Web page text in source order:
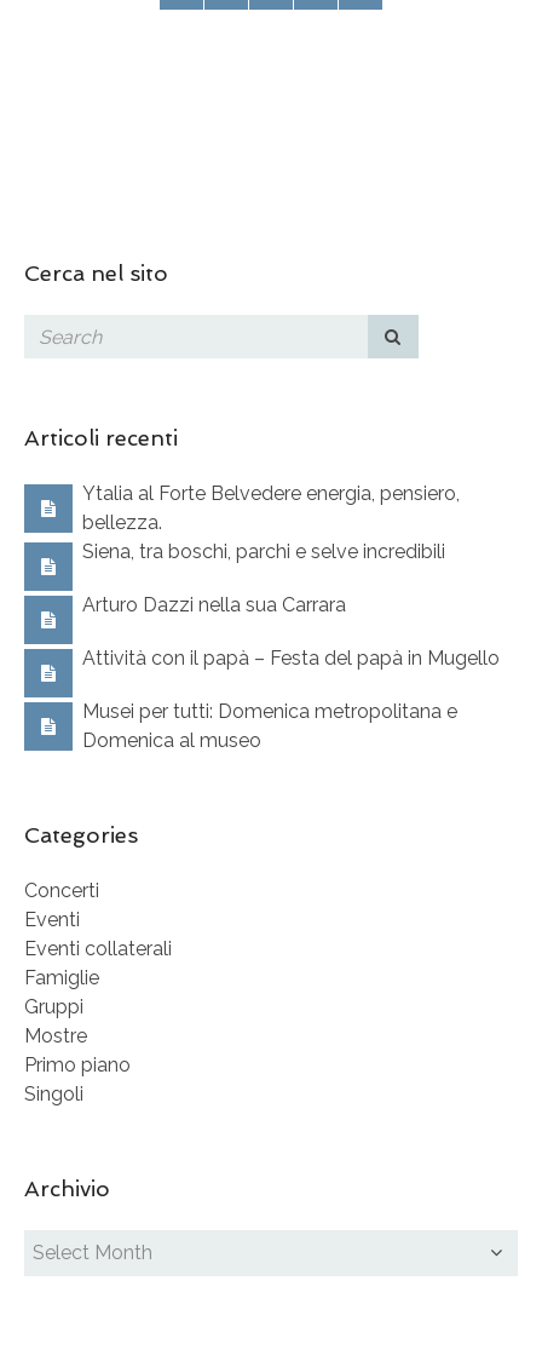
Cerca nel sito
Articoli recenti
Ytalia al Forte Belvedere energia, pensiero,
bellezza.
Siena, tra boschi, parchi e selve incredibili
Arturo Dazzi nella sua Carrara
Attività con il papà – Festa del papà in Mugello
Musei per tutti: Domenica metropolitana e
Domenica al museo
Categories
Concerti
Eventi
Eventi collaterali
Famiglie
Gruppi
Mostre
Primo piano
Singoli
Archivio